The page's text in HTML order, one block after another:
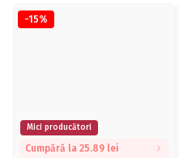
-15%
Mici producători
Cumpără la 25.89 lei